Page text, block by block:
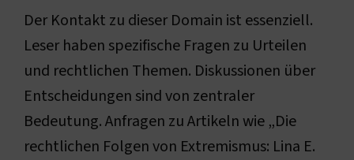
Der Kontakt zu dieser Domain ist essenziell.
Leser haben spezifische Fragen zu Urteilen
und rechtlichen Themen. Diskussionen über
Entscheidungen sind von zentraler
Bedeutung. Anfragen zu Artikeln wie „Die
rechtlichen Folgen von Extremismus: Lina E.